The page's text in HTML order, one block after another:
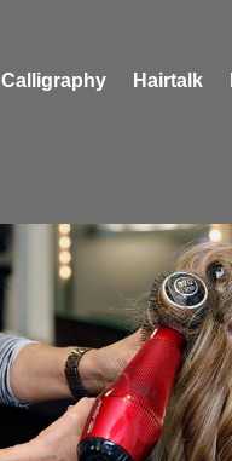
Calligraphy Hairtalk